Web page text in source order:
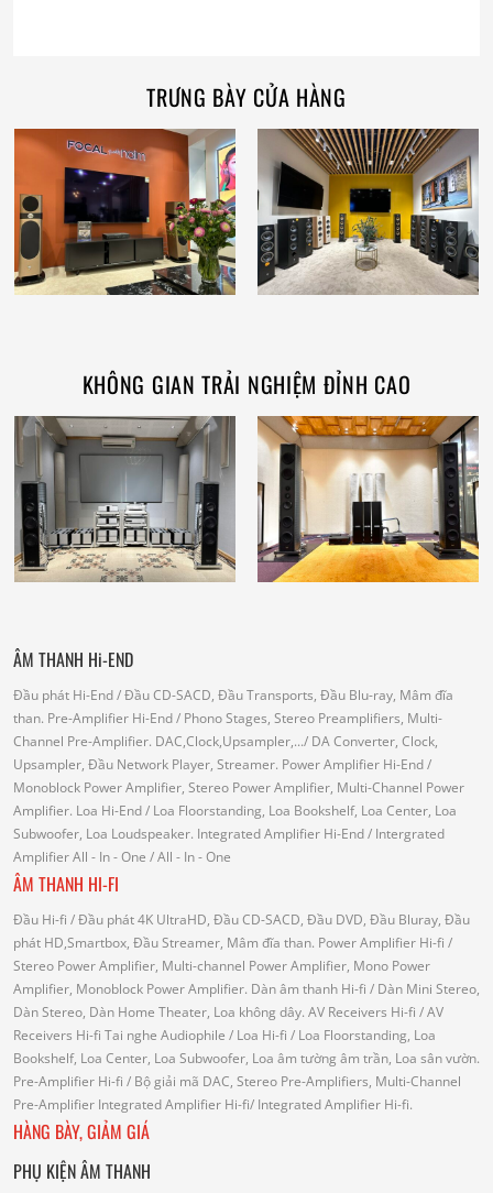
TRƯNG BÀY CỬA HÀNG
KHÔNG GIAN TRẢI NGHIỆM ĐỈNH CAO
ÂM THANH Hi-END
Đầu phát Hi-End/ Đầu CD-SACD, Đầu Transports, Đầu Blu-ray, Mâm đĩa
than. Pre-Amplifier Hi-End/ Phono Stages, Stereo Preamplifiers, Multi-
Channel Pre-Amplifier. DAC,Clock,Upsampler,.../ DA Converter, Clock,
Upsampler, Đầu Network Player, Streamer. Power Amplifier Hi-End/
Monoblock Power Amplifier, Stereo Power Amplifier, Multi-Channel Power
Amplifier. Loa Hi-End/ Loa Floorstanding, Loa Bookshelf, Loa Center, Loa
Subwoofer, Loa Loudspeaker. Integrated Amplifier Hi-End/ Intergrated
AmplifierAll - In - One / All - In - One
ÂM THANH HI-FI
Đầu Hi-fi / Đầu phát 4K UltraHD, Đầu CD-SACD, Đầu DVD, Đầu Bluray, Đầu
phát HD,Smartbox, Đầu Streamer, Mâm đĩa than. Power Amplifier Hi-fi /
Stereo Power Amplifier, Multi-channel Power Amplifier, Mono Power
Amplifier, Monoblock Power Amplifier. Dàn âm thanh Hi-fi / Dàn Mini Stereo,
Dàn Stereo, Dàn Home Theater, Loa không dây. AV Receivers Hi-fi / AV
Receivers Hi-fi Tai nghe Audiophile / Loa Hi-fi / Loa Floorstanding, Loa
Bookshelf, Loa Center, Loa Subwoofer, Loa âm tường âm trần, Loa sân vườn.
Pre-Amplifier Hi-fi / Bộ giải mã DAC, Stereo Pre-Amplifiers, Multi-Channel
Pre-Amplifier Integrated Amplifier Hi-fi/ Integrated Amplifier Hi-fi.
HÀNG BÀY, GIẢM GIÁ
PHỤ KIỆN ÂM THANH